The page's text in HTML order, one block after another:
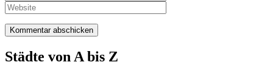
Städte von A bis Z